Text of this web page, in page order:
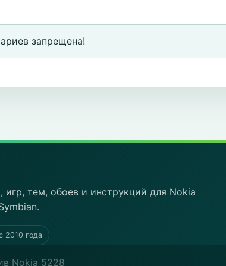
запрещена!
тем, обоев и инструкций для Nokia
2010 года
Nokia 5228